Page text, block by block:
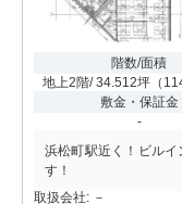
階数/面積
地上2階/ 34.512坪 （
敷金・保証金
-
浜松町駅近く！ビル
す！
取扱会社: －